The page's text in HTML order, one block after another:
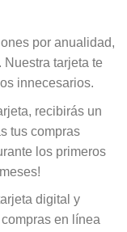
por anualidad,
tarjeta te
innecesarios.
recibirás un
tus compras
los primeros
digital y
en línea